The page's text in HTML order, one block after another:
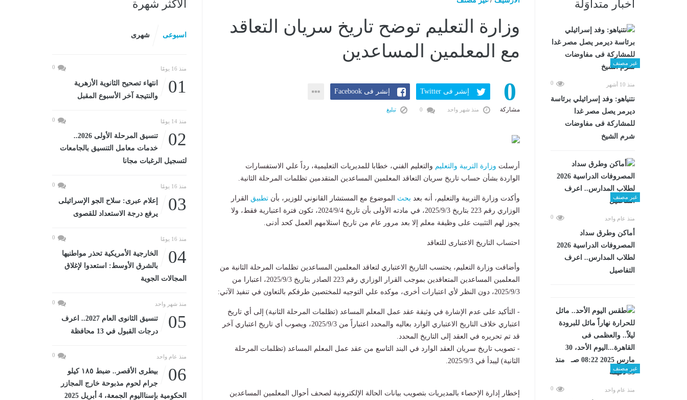
أخبار متداوَلة
غير مصنف
منذ 10 أشهر 0
نتنياهو: وفد إسرائيلي برئاسة
ديرمر يصل مصر غدا
للمشاركة فى مفاوضات
شرم الشيخ
غير مصنف
منذ عام واحد 0
أماكن وطرق سداد
المصروفات الدراسية 2026
لطلاب المدارس.. اعرف
التفاصيل
غير مصنف
منذ عام واحد 0
وزارة التعليم توضح تاريخ سريان التعاقد
مع المعلمين المساعدين
0
مشاركة
إنشر فى Twitter إنشر فى Facebook
منذ شهر واحد تبليغ
أرسلت وزارة التربية والتعليم والتعليم الفني، خطابا للمديريات التعليمية، رداً علي الاستفسارات
الواردة بشأن حساب تاريخ سريان التعاقد المعلمين المساعدين المتقدمين تظلمات المرحلة الثانية.
وأكدت وزارة التربية والتعليم، أنه بعد بحث الموضوع مع المستشار القانوني للوزير، بأن تطبيق القرار
الوزاري رقم 223 بتاريخ 2025/9/3، في مادته الأولى بأن تاريخ 2024/9/4، تكون فترة اعتبارية فقط، ولا
يجوز لهم التثبيت على وظيفة معلم إلا بعد مرور عام من تاريخ استلامهم العمل كحد أدنى.
احتساب التاريخ الاعتبارى للتعاقد
وأضافت وزارة التعليم، يحتسب التاريخ الاعتباري لتعاقد المعلمين المساعدين تظلمات المرحلة الثانية من
المعلمين المساعدين المتعاقدين بموجب القرار الوزاري رقم 223 الصادر بتاريخ 2025/9/3، اعتبارا من
2025/9/3، دون النظر لأي اعتبارات أخرى، موكده علي التوجيه للمختصين طرفكم بالتعاون في تنفيذ الآتي:
- التأكيد على عدم الإشارة في وثيقة عقد عمل المعلم المساعد (تظلمات المرحلة الثانية) إلى أي تاريخ
اعتباري خلاف التاريخ الاعتباري الوارد بعاليه والمحدد اعتباراً من 2025/9/3، ويصوب أي تاريخ اعتباري آخر
قد تم تحريره في العقد إلى التاريخ المحدد.
- تصويب تاريخ سريان العقد الوارد في البند التاسع من عقد عمل المعلم المساعد (تظلمات المرحلة
الثانية) ليبدأ في 2025/9/3.
إخطار إدارة الإحصاء بالمديريات بتصويب بيانات الحالة الإلكترونية لصحف أحوال المعلمين المساعدين
الأكثر شهرة
اسبوعى شهرى
منذ 16 يومًا 0
01
انتهاء تصحيح الثانوية الأزهرية
والنتيجة آخر الأسبوع المقبل
منذ 14 يومًا 0
02
تنسيق المرحلة الأولى 2026..
خدمات معامل التنسيق بالجامعات
لتسجيل الرغبات مجانا
منذ 16 يومًا 0
03
إعلام عبرى: سلاح الجو الإسرائيلى
يرفع درجة الاستعداد للقصوى
منذ 16 يومًا 0
04
الخارجية الأمريكية تحذر مواطنيها
بالشرق الأوسط: استعدوا لإغلاق
المجالات الجوية
منذ شهر واحد 0
05
تنسيق الثانوى العام 2027.. اعرف
درجات القبول في 13 محافظة
منذ عام واحد 0
06
بيطرى الأقصر.. ضبط ١٨٥ كيلو
جرام لحوم مذبوحة خارج المجازر
الحكومية بإسنااليوم الجمعة، 4 أبريل 2025